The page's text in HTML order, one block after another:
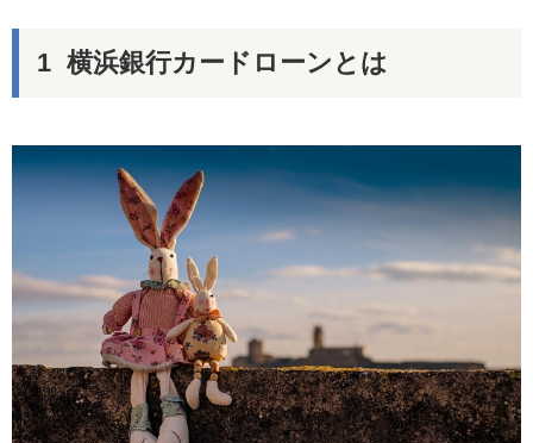
横浜銀行カードローンとは